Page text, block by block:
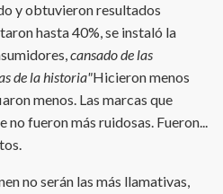
y obtuvieron resultados
hasta 40%, se instaló la
cansado de las
de la historia"Hicieron menos
menos. Las marcas que
fueron más ruidosas. Fueron...
no serán las más llamativas,